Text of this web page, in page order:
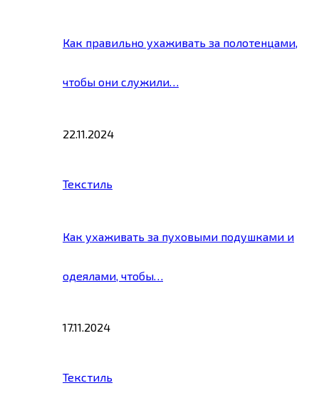
Как правильно ухаживать за полотенцами,
чтобы они служили…
22.11.2024
Текстиль
Как ухаживать за пуховыми подушками и
одеялами, чтобы…
17.11.2024
Текстиль